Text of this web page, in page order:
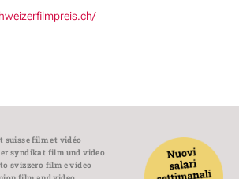
suisse film et vidéo
syndikat film und video
svizzero film e video